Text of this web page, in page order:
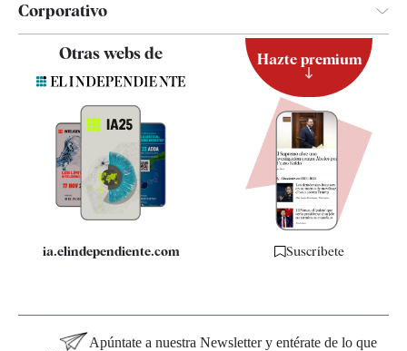
Corporativo
Contacto
Quiénes somos
Especificaciones
Otras webs de
ia.elindependiente.com
Hazte premium
Suscríbete
Apúntate a nuestra Newsletter y entérate de lo que